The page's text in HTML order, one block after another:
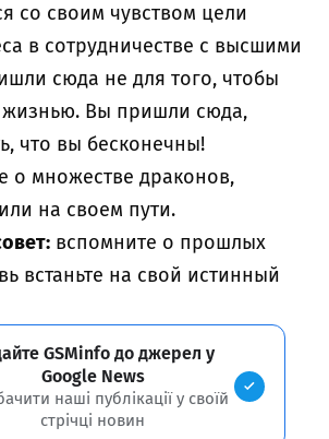
со своим чувством цели
в сотрудничестве с высшими
сюда не для того, чтобы
Вы пришли сюда,
что вы бесконечны!
о множестве драконов,
на своем пути.
вспомните о прошлых
встаньте на свой истинный
GSMinfo до джерел у
Google News
наші публікації у своїй
стрічці новин